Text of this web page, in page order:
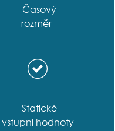
Časový
rozměr
Statické
vstupní hodnoty